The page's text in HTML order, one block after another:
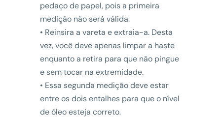
pedaço de papel, pois a primeira
medição não será válida.
• Reinsira a vareta e extraia-a. Desta
vez, você deve apenas limpar a haste
enquanto a retira para que não pingue
e sem tocar na extremidade.
• Essa segunda medição deve estar
entre os dois entalhes para que o nível
de óleo esteja correto.